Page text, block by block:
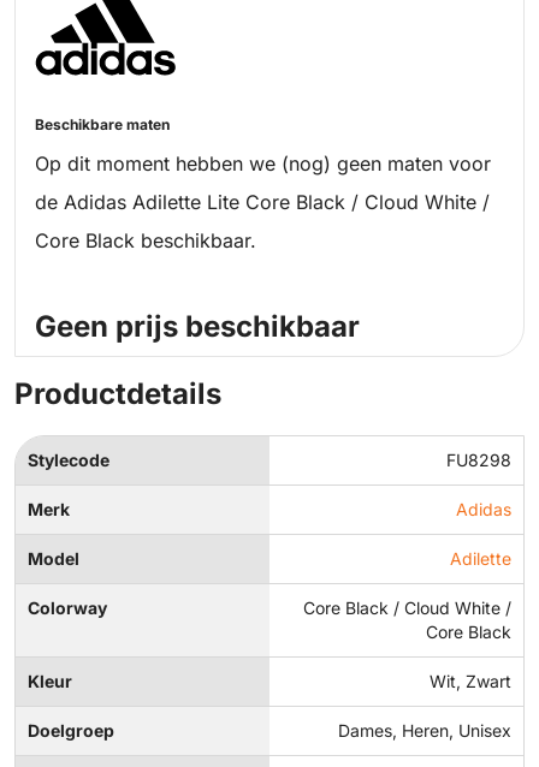
Beschikbare maten
Op dit moment hebben we (nog) geen maten voor
de Adidas Adilette Lite Core Black / Cloud White /
Core Black beschikbaar.
Geen prijs beschikbaar
Productdetails
Stylecode FU8298
Merk Adidas
Model Adilette
Colorway
Core Black / Cloud White /
Core Black
Kleur Wit, Zwart
Doelgroep Dames, Heren, Unisex